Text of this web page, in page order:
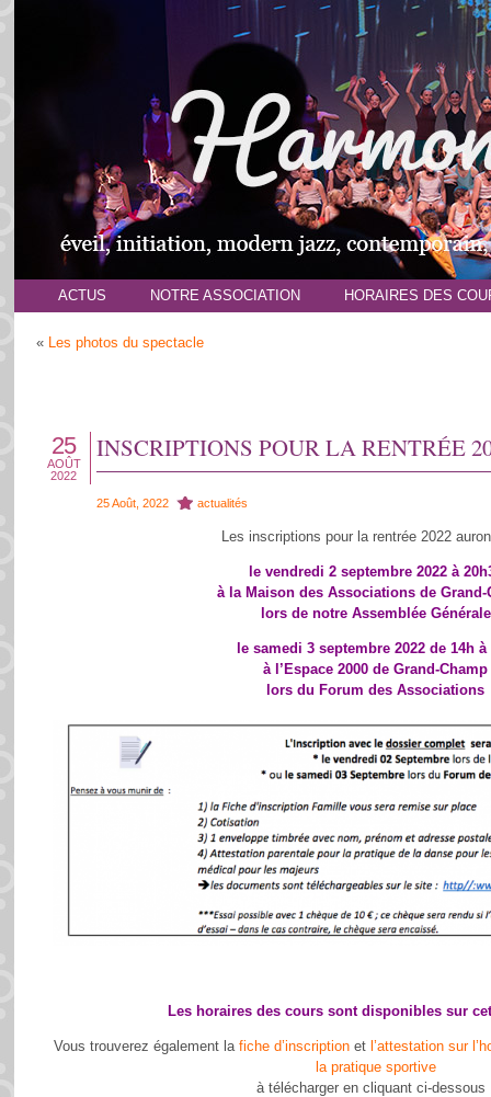
ACTUS NOTRE ASSOCIATION HORAIRES DES
« Les photos du spectacle
INSCRIPTIONS POUR LA RENTRÉE
25
AOÛT
2022
25 Août, 2022 actualités
Les inscriptions pour la rentrée 2022
le vendredi 2 septembre 2022 à
à la Maison des Associations de Grand-
lors de notre Assemblée Générale
le samedi 3 septembre 2022 de 14h à
à l’Espace 2000 de Grand-Champ
lors du Forum des Associations
Les horaires des cours sont disponibles sur
Vous trouverez également la fiche d’inscription et l’attestation sur
la pratique sportive
à télécharger en cliquant ci-dessous